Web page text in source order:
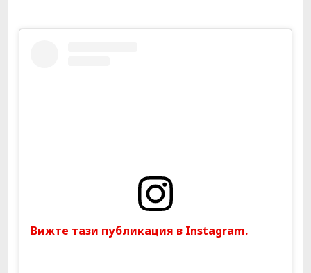
Вижте тази публикация в Instagram.